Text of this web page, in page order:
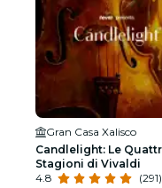
Gran Casa Xalisco
Candlelight: Le
Stagioni di Vivaldi
4.8
(291)